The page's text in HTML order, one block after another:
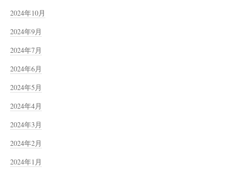
2024年10月
2024年9月
2024年7月
2024年6月
2024年5月
2024年4月
2024年3月
2024年2月
2024年1月